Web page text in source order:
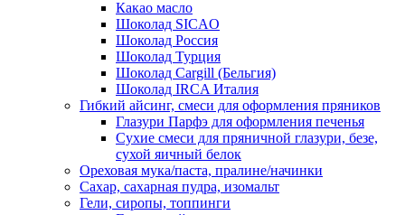
Какао масло
Шоколад SICAO
Шоколад Россия
Шоколад Турция
Шоколад Cargill (Бельгия)
Шоколад IRCA Италия
Гибкий айсинг, смеси для оформления пряников
Глазури Парфэ для оформления печенья
Сухие смеси для пряничной глазури, безе,
сухой яичный белок
Ореховая мука/паста, пралине/начинки
Сахар, сахарная пудра, изомальт
Гели, сиропы, топпинги